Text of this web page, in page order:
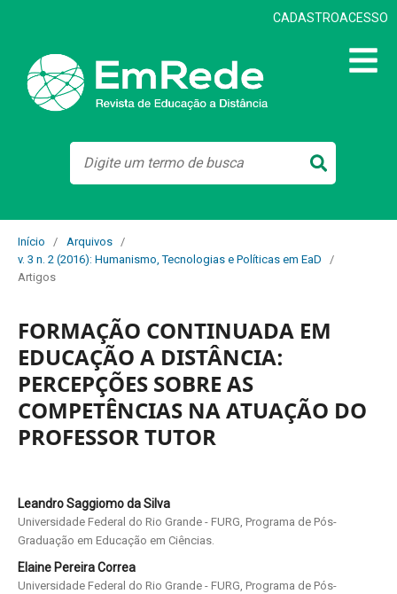
CADASTROACESSO
Início / Arquivos
/
v. 3 n. 2 (2016): Humanismo, Tecnologias e Políticas em EaD
/
Artigos
FORMAÇÃO CONTINUADA EM
EDUCAÇÃO A DISTÂNCIA:
PERCEPÇÕES SOBRE AS
COMPETÊNCIAS NA ATUAÇÃO DO
PROFESSOR TUTOR
Leandro Saggiomo da Silva
Universidade Federal do Rio Grande - FURG, Programa de Pós-
Graduação em Educação em Ciências.
Elaine Pereira Correa
Universidade Federal do Rio Grande - FURG, Programa de Pós-